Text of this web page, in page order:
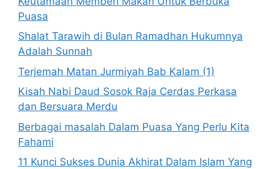
Puasa
Shalat Tarawih di Bulan Ramadhan Hukumnya
Adalah Sunnah
Terjemah Matan Jurmiyah Bab Kalam (1)
Kisah Nabi Daud Sosok Raja Cerdas Perkasa
dan Bersuara Merdu
Berbagai masalah Dalam Puasa Yang Perlu Kita
Fahami
11 Kunci Sukses Dunia Akhirat Dalam Islam Yang